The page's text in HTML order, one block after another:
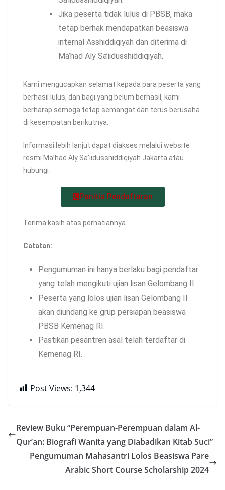
Jika peserta tidak lulus di PBSB, maka
tetap berhak mendapatkan beasiswa
internal Asshiddiqiyah dan diterima di
Ma’had Aly Sa’iidusshiddiqiyah.
Kami mengucapkan selamat kepada para peserta yang
berhasil lulus, dan bagi yang belum berhasil, kami
berharap semoga tetap semangat dan terus berusaha
di kesempatan berikutnya.
Informasi lebih lanjut dapat diakses melalui website
resmi Ma’had Aly Sa’iidusshiddiqiyah Jakarta atau
hubungi :
Panitia Pendaftaran
Terima kasih atas perhatiannya.
Catatan:
Pengumuman ini hanya berlaku bagi pendaftar
yang telah mengikuti ujian lisan Gelombang II.
Peserta yang lolos ujian lisan Gelombang II
akan diundang ke grup persiapan beasiswa
PBSB Kemenag RI.
Pastikan pesantren asal telah terdaftar di
Kemenag RI.
Post Views: 1,344
Review Buku “Perempuan-Perempuan dalam Al-
Qur’an: Biografi Wanita yang Diabadikan Kitab Suci”
Pengumuman Mahasantri Lolos Beasiswa Pare
Arabic Short Course Scholarship 2024